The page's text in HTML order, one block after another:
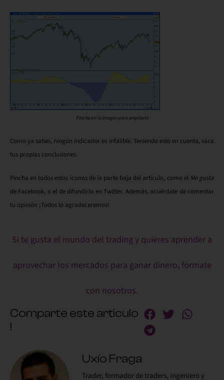
Pincha en la imagen para ampliarla
Como ya sabes, ningún indicador es infalible. Teniendo esto en cuenta, saca
tus propias conclusiones.
Pincha en todos estos iconos de la parte baja del artículo, como el Me gusta
de Facebook, o el de difundirlo en Twitter. Además, acuérdate de comentar
tu opinión ¡Todos lo agradeceremos!
Si te gusta el mundo del trading y quieres aprender a
aprovechar los mercados para ganar dinero, fórmate
con nosotros.
Comparte este articulo
!
Uxío Fraga
Trader, formador de traders, ingeniero y